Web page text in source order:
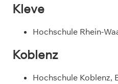
Kleve
Hochschule Rhein-
Koblenz
Hochschule Koblenz,